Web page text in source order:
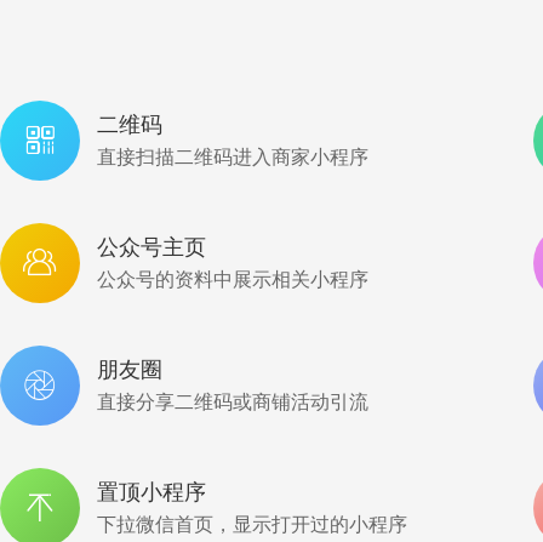
 二维码
直接扫描二维码进入商家小程序
 公众号主页
公众号的资料中展示相关小程序
 朋友圈
直接分享二维码或商铺活动引流
 置顶小程序
下拉微信首页，显示打开过的小程序